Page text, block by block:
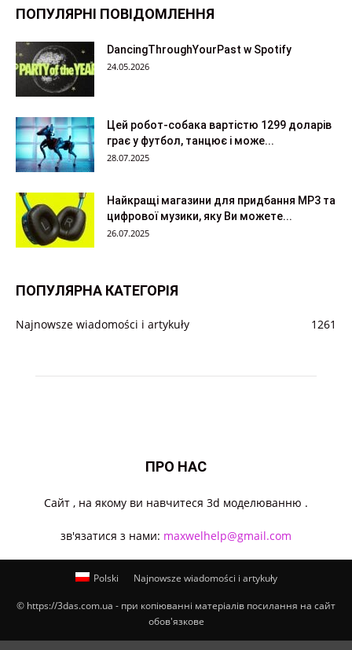
ПОПУЛЯРНІ ПОВІДОМЛЕННЯ
DancingThroughYourPast w Spotify
24.05.2026
Цей робот-собака вартістю 1299 доларів
грає у футбол, танцює і може...
28.07.2025
Найкращі магазини для придбання MP3 та
цифрової музики, яку Ви можете...
26.07.2025
ПОПУЛЯРНА КАТЕГОРІЯ
Najnowsze wiadomości i artykuły 1261
ПРО НАС
Cайт , на якому ви навчитеся 3d моделюванню .
зв'язатися з нами: maxwelhelp@gmail.com
Polski Najnowsze wiadomości i artykuły
© https://3das.com.ua - при копіюванні матеріалів посилання на сайт
обов'язкове